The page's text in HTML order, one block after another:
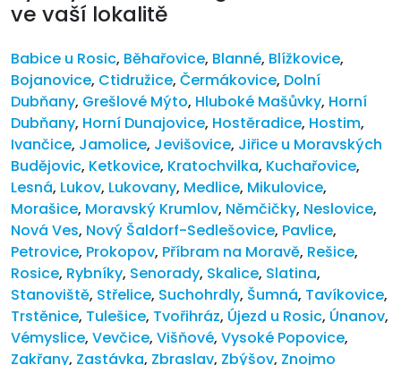
ve vaší lokalitě
Babice u Rosic, Běhařovice, Blanné, Blížkovice,
Bojanovice, Ctidružice, Čermákovice, Dolní
Dubňany, Grešlové Mýto, Hluboké Mašůvky, Horní
Dubňany, Horní Dunajovice, Hostěradice, Hostim,
Ivančice, Jamolice, Jevišovice, Jiřice u Moravských
Budějovic, Ketkovice, Kratochvilka, Kuchařovice,
Lesná, Lukov, Lukovany, Medlice, Mikulovice,
Morašice, Moravský Krumlov, Němčičky, Neslovice,
Nová Ves, Nový Šaldorf-Sedlešovice, Pavlice,
Petrovice, Prokopov, Příbram na Moravě, Rešice,
Rosice, Rybníky, Senorady, Skalice, Slatina,
Stanoviště, Střelice, Suchohrdly, Šumná, Tavíkovice,
Trstěnice, Tulešice, Tvořihráz, Újezd u Rosic, Únanov,
Vémyslice, Vevčice, Višňové, Vysoké Popovice,
Zakřany, Zastávka, Zbraslav, Zbýšov, Znojmo